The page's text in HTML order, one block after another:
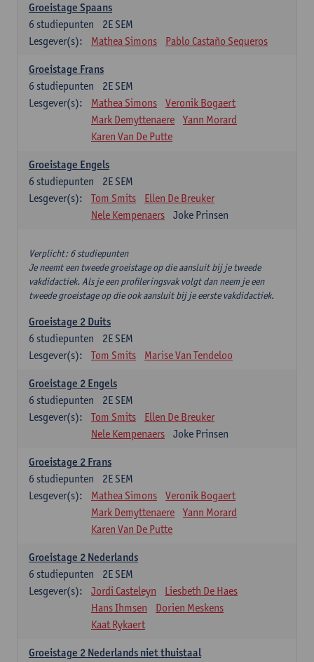
Groeistage Spaans
2E SEM
6 studiepunten
Lesgever(s):
Mathea Simons Pablo Castaño Sequeros
Groeistage Frans
2E SEM
6 studiepunten
Lesgever(s):
Mathea Simons
Veronik Bogaert
Mark Demyttenaere
Yann Morard
Karen Van De Putte
Groeistage Engels
2E SEM
6 studiepunten
Lesgever(s):
Tom Smits
Ellen De Breuker
Nele Kempenaers
Joke Prinsen
Verplicht: 6 studiepunten
Je neemt een tweede groeistage op die aansluit bij je tweede
vakdidactiek. Als je een profileringsvak volgt dan neem je een
tweede groeistage op die ook aansluit bij je eerste vakdidactiek.
Groeistage 2 Duits
2E SEM
6 studiepunten
Lesgever(s):
Tom Smits Marise Van Tendeloo
Groeistage 2 Engels
2E SEM
6 studiepunten
Lesgever(s):
Tom Smits
Ellen De Breuker
Nele Kempenaers
Joke Prinsen
Groeistage 2 Frans
2E SEM
6 studiepunten
Lesgever(s):
Mathea Simons
Veronik Bogaert
Mark Demyttenaere
Yann Morard
Karen Van De Putte
Groeistage 2 Nederlands
2E SEM
6 studiepunten
Lesgever(s):
Jordi Casteleyn
Liesbeth De Haes
Hans Ihmsen
Dorien Meskens
Kaat Rykaert
Groeistage 2 Nederlands niet thuistaal